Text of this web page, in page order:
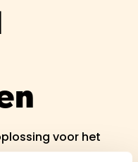
voor het